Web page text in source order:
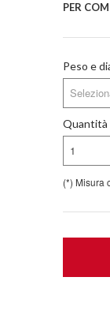
PER
Peso e
Quantità
1
(*) Misura